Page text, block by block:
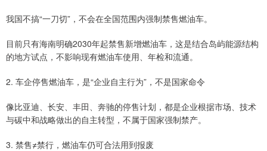
我国不搞“一刀切”，不会在全国范围内强制禁售燃油车。
目前只有海南明确2030年起禁售新增燃油车，这是结合岛屿能源结构
的地方试点，不影响现有燃油车使用、年检和流通。
2. 车企停售燃油车，是“企业自主行为”，不是国家命令
像比亚迪、长安、丰田、奔驰的停售计划，都是企业根据市场、技术
与碳中和战略做出的自主转型，不属于国家强制禁产。
3. 禁售≠禁行，燃油车仍可合法用到报废